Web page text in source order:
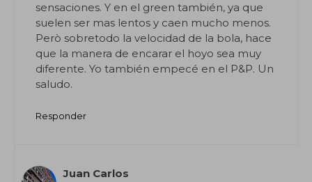
sensaciones. Y en el green también, ya que
suelen ser mas lentos y caen mucho menos.
Però sobretodo la velocidad de la bola, hace
que la manera de encarar el hoyo sea muy
diferente. Yo también empecé en el P&P. Un
saludo.
Responder
Juan Carlos